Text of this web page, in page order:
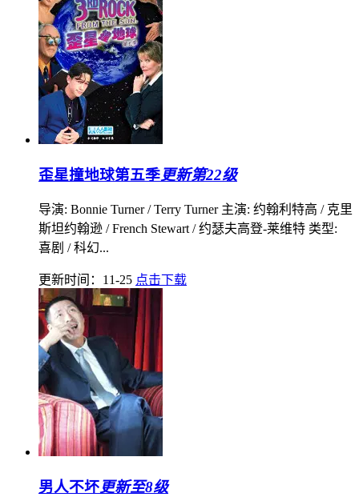
歪星撞地球第五季更新第22级
导演: Bonnie Turner / Terry Turner 主演: 约翰利特高 / 克里
斯坦约翰逊 / French Stewart / 约瑟夫高登-莱维特 类型:
喜剧 / 科幻...
更新时间：11-25 点击下载
男人不坏更新至8级